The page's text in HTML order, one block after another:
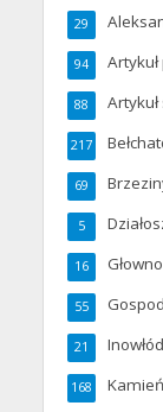
29
94
88
217
69
5
Głowno
16
55
21
168